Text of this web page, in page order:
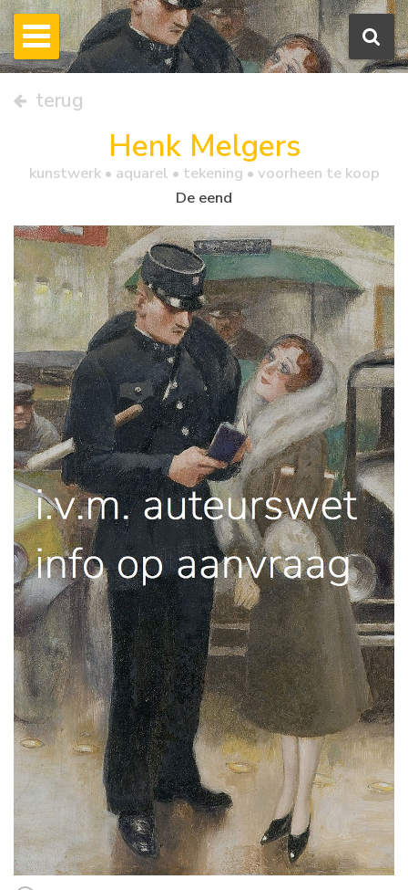
terug
Henk Melgers
kunstwerk • aquarel • tekening • voorheen te koop
De eend